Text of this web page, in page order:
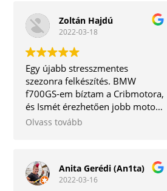
Zoltán Hajdú
2022-03-18
Egy újabb stresszmentes
szezonra felkészítés. BMW
f700GS-em bíztam a Cribmotora,
és Ismét érezhetően jobb motort
kaptam vissza. A legjobb, hogy a
egyben minden törődést
megkapott egy helyen.
Olvass tovább
Anita Gerédi (An1ta)
2022-03-16